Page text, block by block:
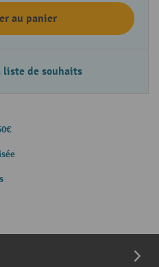
au panier
liste de souhaits